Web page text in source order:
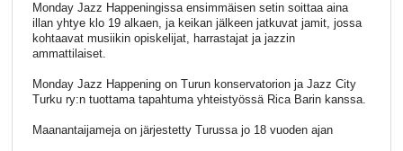
Monday Jazz Happeningissa ensimmäisen setin soittaa aina
illan yhtye klo 19 alkaen, ja keikan jälkeen jatkuvat jamit, jossa
kohtaavat musiikin opiskelijat, harrastajat ja jazzin
ammattilaiset.
Monday Jazz Happening on Turun konservatorion ja Jazz City
Turku ry:n tuottama tapahtuma yhteistyössä Rica Barin kanssa.
Maanantaijameja on järjestetty Turussa jo 18 vuoden ajan